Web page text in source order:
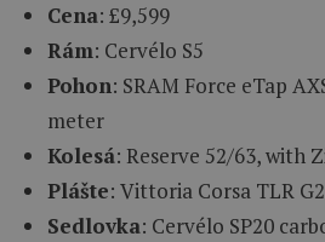
Cena: £9,599
Rám: Cervélo S5
Pohon: SRAM Force eTap
meter
Kolesá: Reserve 52/63, with
Plášte: Vittoria Corsa TLR
Sedlovka: Cervélo SP20